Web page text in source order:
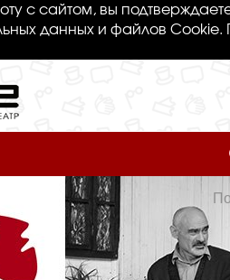
с сайтом, вы
данных и файлов Cookie.